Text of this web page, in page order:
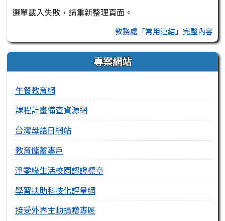
選單載入失敗，請重新整理頁面。
教務處「常用連結」完整內容
專案網站
午餐教育網
課程計畫備查資源網
台灣母語日網站
教育儲蓄專戶
淨零綠生活校園認證標章
學習扶助科技化評量網
接受外界主動捐贈專區